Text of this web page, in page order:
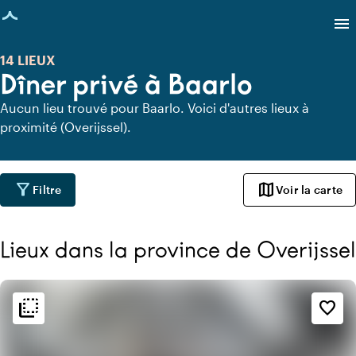
chargée
menu
Dîner privé à Baarlo
14 LIEUX
Aucun lieu trouvé pour Baarlo. Voici d'autres lieux à
proximité (Overijssel).
filter_alt Filtre mapVoir la carte
Lieux dans la province de Overijssel
flip_to_back favorite_border
flip_to_back Ambiance
style
Hôtel chic
info